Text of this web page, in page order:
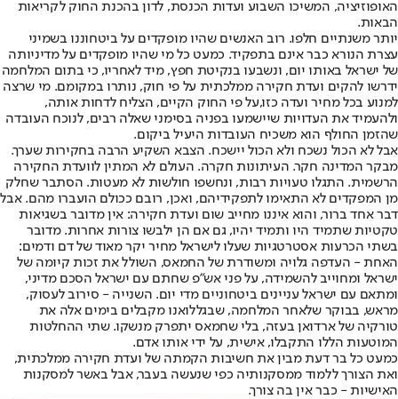
האופוזיציה, המשיכו השבוע ועדות הכנסת, לדון בהכנת החוק לקריאות
הבאות.
יותר משנתיים חלפו. רוב האנשים שהיו מופקדים על ביטחוננו בשמיני
עצרת הנורא כבר אינם בתפקיד. כמעט כל מי שהיו מופקדים על מדיניותה
של ישראל באותו יום, ונשבעו בנקיטת חפץ, מיד לאחריו, כי בתום המלחמה
ידרשו להקים ועדת חקירה ממלכתית על פי חוק, נותרו במקומם. מי שרצה
למנוע בכל מחיר ועדה כזו,על פי החוק הקיים, הצליח לדחות אותה,
ולהעמיד את העדויות שיישמעו בפניה בסימני שאלה רבים, לנוכח העובדה
שהזמן החולף הוא משכיח העובדות היעיל ביקום.
אבל לא הכול נשכח ולא הכול יישכח. הצבא השקיע הרבה בחקירות שערך.
מבקר המדינה חקר. העיתונות חקרה. העולם לא המתין לוועדת החקירה
הרשמית. התגלו טעויות רבות, ונחשפו חולשות לא מעטות. הסתבר שחלק
מן המפקדים לא התאימו לתפקידיהם, ואכן, רובם ככולם הועברו מהם. אבל
דבר אחד ברור, והוא איננו מחייב שום ועדת חקירה: אין מדובר בשגיאות
טקטיות שתמיד היו ותמיד יהיו, גם אם הן ילבשו צורות אחרות. מדובר
בשתי הכרעות אסטרטגיות שעלו לישראל מחיר יקר מאוד של דם ודמים:
האחת - העדפה גלויה ומשודרת של החמאס, השולל את זכות קיומה של
ישראל ומחוייב להשמידה, על פני אש"פ שחתם עם ישראל הסכם מדיני,
ומתאם עם ישראל עניינים ביטחוניים מדי יום. השנייה - סירוב לעסוק,
מראש, בבוקר שלאחר המלחמה, שבגללואנו מקבלים בימים אלה את
טורקיה של ארדואן בעזה, בלי שחמאס יתפרק מנשקו. שתי ההחלטות
המוטעות הללו התקבלו, אישית, על ידי אותו אדם.
כמעט כל בר דעת מבין את חשיבות הקמתה של ועדת חקירה ממלכתית,
ואת הצורך ללמוד ממסקנותיה כפי שנעשה בעבר, אבל באשר למסקנות
האישיות - כבר אין בה צורך.